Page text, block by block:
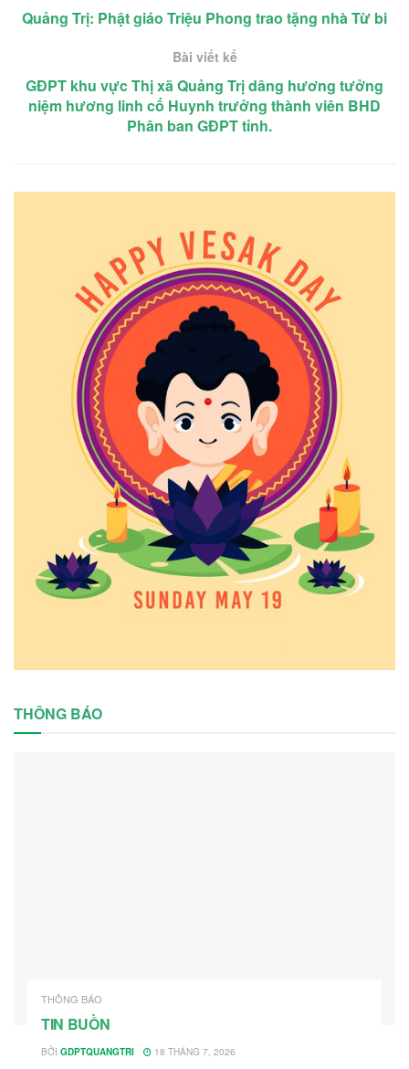
Quảng Trị: Phật giáo Triệu Phong trao tặng nhà Từ bi
Bài viết kế
GĐPT khu vực Thị xã Quảng Trị dâng hương tưởng
niệm hương linh cố Huynh trưởng thành viên BHD
Phân ban GĐPT tỉnh.
THÔNG BÁO
THÔNG BÁO
TIN BUỒN
BỞI GDPTQUANGTRI 18 THÁNG 7, 2026